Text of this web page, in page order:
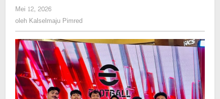
di
Indonesia
Cup
2026
Mei 12, 2026
Kalselmaju
Pimred
oleh Kalselmaju Pimred